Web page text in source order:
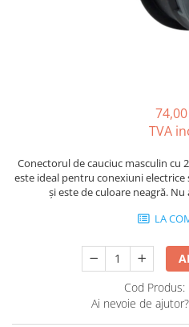
Microfoane
Microfoane cu fir
Mixere audio
Mixere pentru instalații
TVA
Conectorul de cauciuc masculin cu
este ideal pentru conexiuni electrice
și este de culoare neagră.
LA
Cod Produs:
Ai nevoie de ajutor?